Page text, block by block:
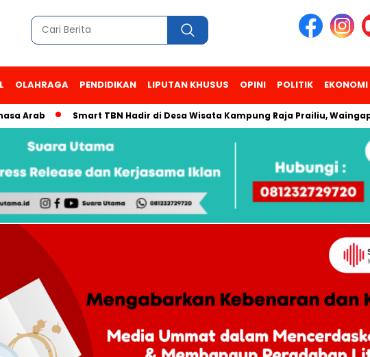
OLAHRAGA PENDIDIKAN LIPUTAN KHUSUS OPINI POLITIK EKONOMI
Arab Smart TBN Hadir di Desa Wisata Kampung Raja Prailiu, Waingapu!